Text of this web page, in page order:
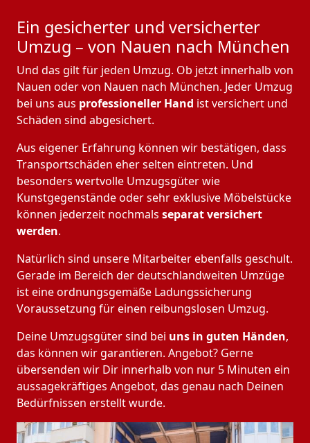
Ein gesicherter und versicherter
Umzug – von Nauen nach München
Und das gilt für jeden Umzug. Ob jetzt innerhalb von
Nauen oder von Nauen nach München. Jeder Umzug
bei uns aus professioneller Hand ist versichert und
Schäden sind abgesichert.
Aus eigener Erfahrung können wir bestätigen, dass
Transportschäden eher selten eintreten. Und
besonders wertvolle Umzugsgüter wie
Kunstgegenstände oder sehr exklusive Möbelstücke
können jederzeit nochmals separat versichert
werden.
Natürlich sind unsere Mitarbeiter ebenfalls geschult.
Gerade im Bereich der deutschlandweiten Umzüge
ist eine ordnungsgemäße Ladungssicherung
Voraussetzung für einen reibungslosen Umzug.
Deine Umzugsgüter sind bei uns in guten Händen,
das können wir garantieren. Angebot? Gerne
übersenden wir Dir innerhalb von nur 5 Minuten ein
aussagekräftiges Angebot, das genau nach Deinen
Bedürfnissen erstellt wurde.